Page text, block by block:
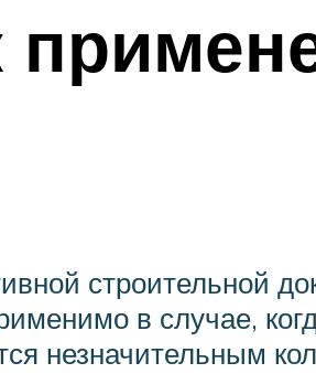
строительной
в случае,
незначительным